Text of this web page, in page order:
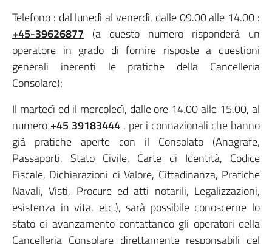
Telefono : dal lunedì al venerdì, dalle 09.00 alle 14.00 :
+45-39626877 (a questo numero risponderà un
operatore in grado di fornire risposte a questioni
generali inerenti le pratiche della Cancelleria
Consolare);
Il martedì ed il mercoledì, dalle ore 14.00 alle 15.00, al
numero +45 39183444 , per i connazionali che hanno
già pratiche aperte con il Consolato (Anagrafe,
Passaporti, Stato Civile, Carte di Identità, Codice
Fiscale, Dichiarazioni di Valore, Cittadinanza, Pratiche
Navali, Visti, Procure ed atti notarili, Legalizzazioni,
esistenza in vita, etc.), sarà possibile conoscerne lo
stato di avanzamento contattando gli operatori della
Cancelleria Consolare direttamente responsabili del